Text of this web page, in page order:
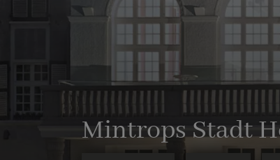
Mintrops Stadt